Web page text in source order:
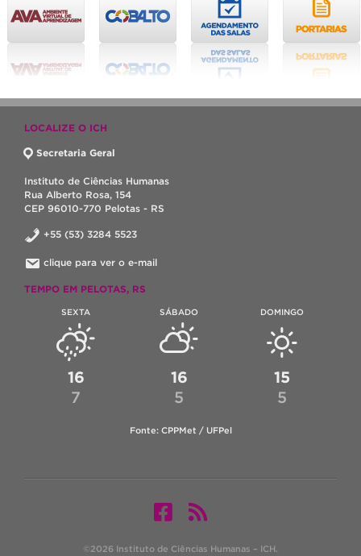
LOCALIZE O ICH
Secretaria Geral
Instituto de Ciências Humanas
Rua Alberto Rosa, 154
CEP 96010-770 Pelotas - RS
+55 (53) 3284 5523
clique para ver o e-mail
TEMPO EM PELOTAS, RS
SEXTA
16
7
SÁBADO
16
5
DOMINGO
15
5
Fonte: CPPMet / UFPel
©2026 Instituto de Ciências Humanas – ICH.